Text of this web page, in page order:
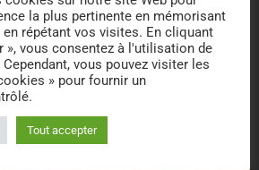
la plus pertinente en mémorisant
répétant vos visites. En cliquant
», vous consentez à l'utilisation de
vous pouvez visiter les
» pour fournir un
Tout accepter